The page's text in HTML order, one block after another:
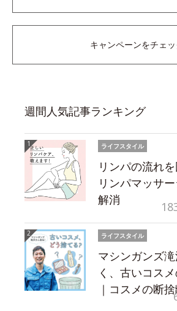
キャンペーンをチェッ
週間人気記事ランキング
ライフスタイル
リンパの流れ
リンパマッサ
解消
ライフスタイル
マシンガンズ
く、古いコス
｜コスメの断